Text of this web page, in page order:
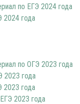
по ЕГЭ 2024 года
2024 года
по ОГЭ 2023 года
2023 года
2023 года
2023 года